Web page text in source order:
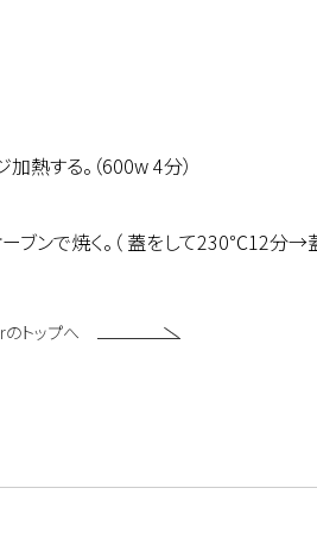
熱する。（600w 4分）
ンで焼く。（ 蓋をして230℃12分→
トップへ